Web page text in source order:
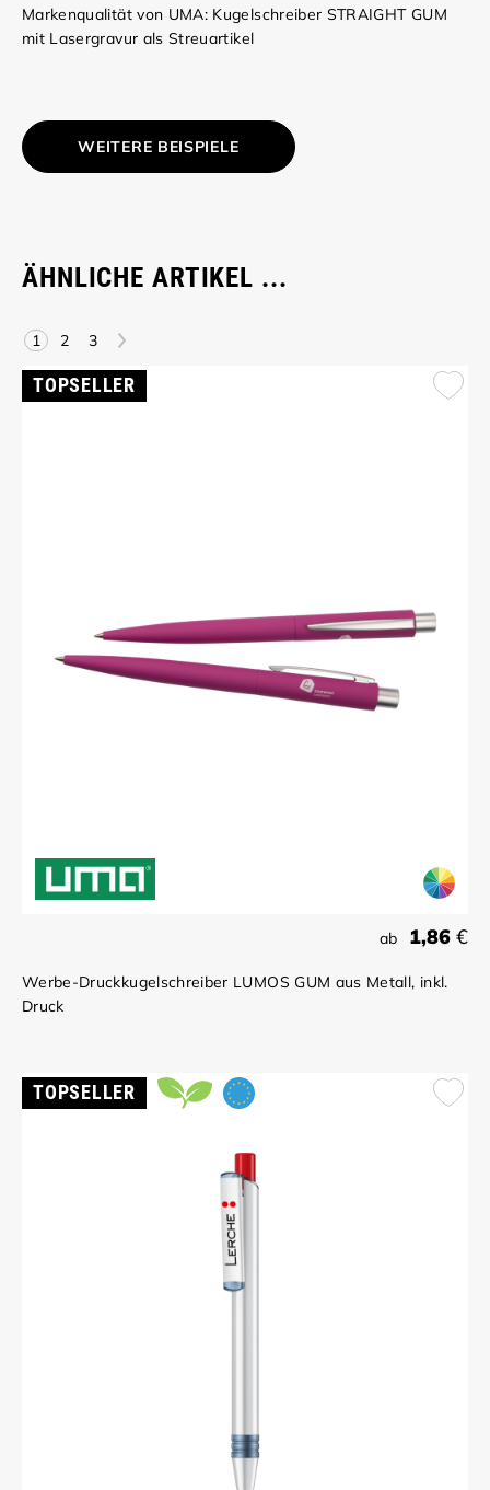
Markenqualität von UMA: Kugelschreiber STRAIGHT GUM
mit Lasergravur als Streuartikel
WEITERE BEISPIELE
ÄHNLICHE ARTIKEL ...
1 2 3 >
TOPSELLER
ab 1,86 €
Werbe-Druckkugelschreiber LUMOS GUM aus Metall, inkl.
Druck
TOPSELLER